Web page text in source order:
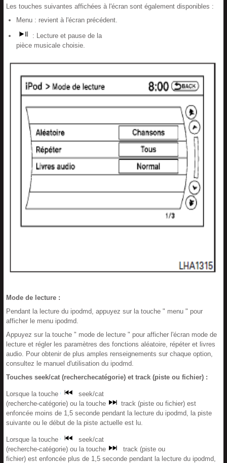
Les touches suivantes affichées à l'écran sont également disponibles :
Menu : revient à l'écran précédent.
: Lecture et pause de la
pièce musicale choisie.
Mode de lecture :
Pendant la lecture du ipodmd, appuyez sur la touche " menu " pour
afficher le menu ipodmd.
Appuyez sur la touche " mode de lecture " pour afficher l'écran mode de
lecture et régler les paramètres des fonctions aléatoire, répéter et livres
audio. Pour obtenir de plus amples renseignements sur chaque option,
consultez le manuel d'utilisation du ipodmd.
Touches seek/cat (recherchecatégorie) et track (piste ou fichier) :
Lorsque la touche
seek/cat
(recherche-catégorie) ou la touche
track (piste ou fichier) est
enfoncée moins de 1,5 seconde pendant la lecture du ipodmd, la piste
suivante ou le début de la piste actuelle est lu.
Lorsque la touche
seek/cat
(recherche-catégorie) ou la touche
track (piste ou
fichier) est enfoncée plus de 1,5 seconde pendant la lecture du ipodmd,